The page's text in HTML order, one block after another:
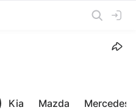
Kia Mazda